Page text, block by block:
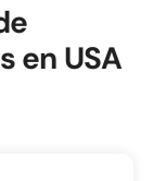
en USA